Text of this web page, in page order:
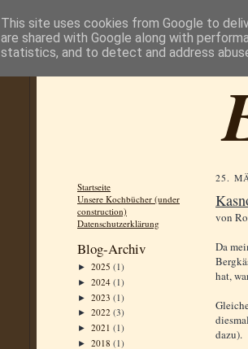
Startseite
Unsere Kochbücher (under
construction)
Datenschutzerklärung
Blog-Archiv
► 2025 (1)
► 2024 (1)
► 2023 (1)
► 2022 (3)
► 2021 (1)
► 2018 (1)
25.
von
Da
hat,
dazu).
This site uses cookies from Google to
are shared with Google along with
statistics, and to detect and address